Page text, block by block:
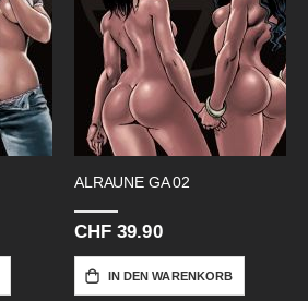
ALRAUNE GA 02
CHF 39.90
IN DEN WARENKORB